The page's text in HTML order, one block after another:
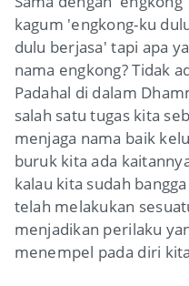
kagum 'engkong-ku
dulu berjasa' tapi apa
nama engkong? Tidak
Padahal di dalam
salah satu tugas kita
menjaga nama baik
buruk kita ada
kalau kita sudah
telah melakukan
menjadikan perilaku
menempel pada diri